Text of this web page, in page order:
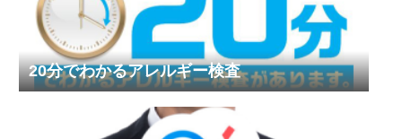
20分でわかるアレルギー検査